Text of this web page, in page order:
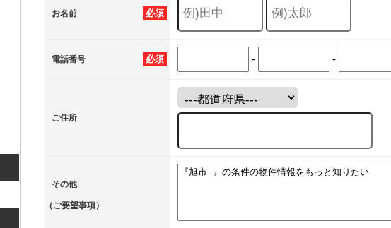
必須
お名前
必須
電話番号 - -
ご住所
その他
（ご要望事項）